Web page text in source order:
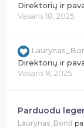
Direktorių ir
Vasaris 18, 2025
Direktorių ir
Vasaris 8, 2025
Parduodu
Laurynas_Bond